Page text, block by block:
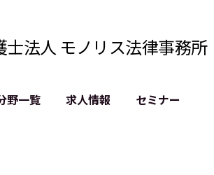
士法人 モノリス法律事務所
野一覧 求人情報 セミナー